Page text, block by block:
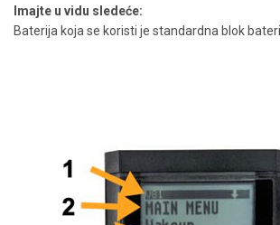
Imajte u vidu sledeće:
Baterija koja se koristi je standardna blok